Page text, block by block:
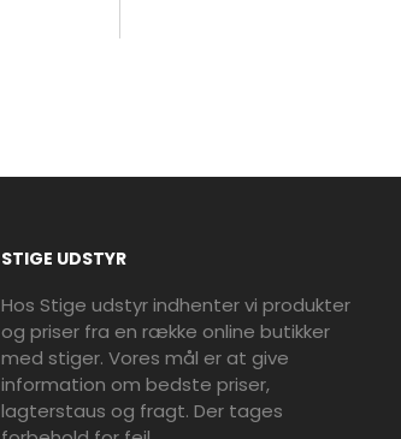
STIGE UDSTYR
Hos Stige udstyr indhenter vi produkter
og priser fra en række online butikker
med stiger. Vores mål er at give
information om bedste priser,
lagterstaus og fragt. Der tages